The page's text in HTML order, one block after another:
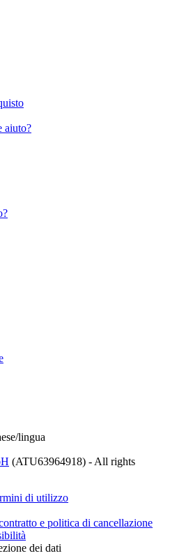
aiuto?
lingua
(ATU63964918) - All rights
di utilizzo
e politica di cancellazione
dei dati